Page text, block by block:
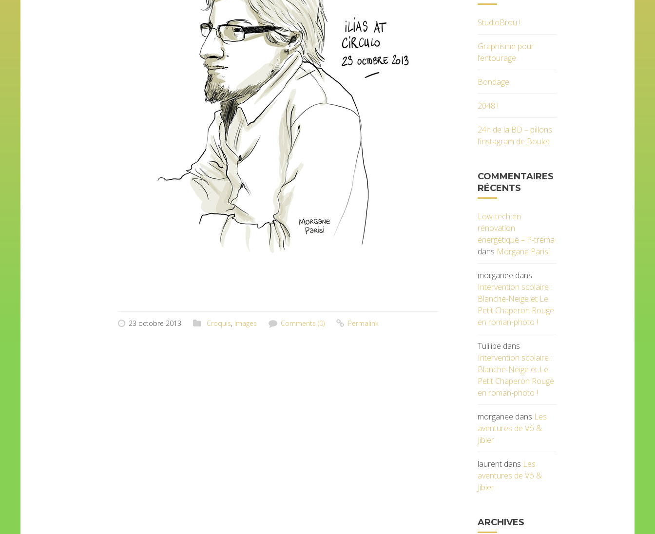
23 octobre 2013 Croquis, Images Comments (0) Permalink
StudioBrou !
Graphisme pour
l’entourage
Bondage
2048 !
24h de la BD – pillons
l’instagram de Boulet
COMMENTAIRES
RÉCENTS
Low-tech en
rénovation
énergétique – P-tréma
dans Morgane Parisi
morganee dans
Intervention scolaire :
Blanche-Neige et Le
Petit Chaperon Rouge
en roman-photo !
Tulilipe dans
Intervention scolaire :
Blanche-Neige et Le
Petit Chaperon Rouge
en roman-photo !
morganee dans Les
aventures de Vô &
Jibier
laurentdans Les
aventures de Vô &
Jibier
ARCHIVES